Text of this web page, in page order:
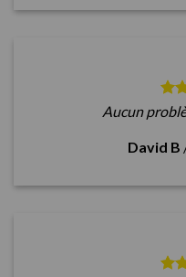
Aucun
David B